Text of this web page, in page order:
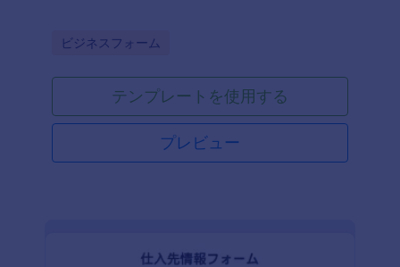
Go to Category:
ビジネスフォーム
テンプレートを使用する
プレビュー